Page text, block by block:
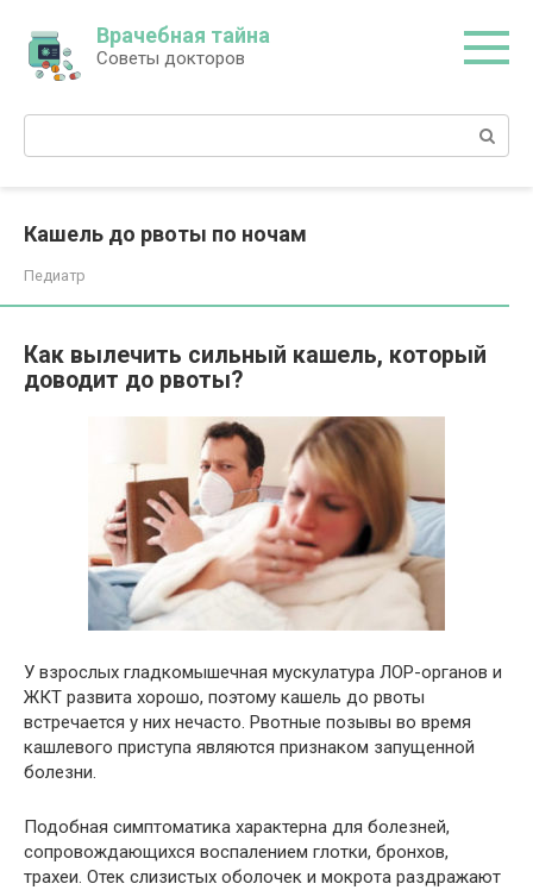
контенту
Врачебная тайна
Советы докторов
Поиск:
Кашель до рвоты по ночам
Педиатр
Как вылечить сильный кашель, который
доводит до рвоты?
У взрослых гладкомышечная мускулатура ЛОР-органов и
ЖКТ развита хорошо, поэтому кашель до рвоты
встречается у них нечасто. Рвотные позывы во время
кашлевого приступа являются признаком запущенной
болезни.
Подобная симптоматика характерна для болезней,
сопровождающихся воспалением глотки, бронхов,
трахеи. Отек слизистых оболочек и мокрота раздражают